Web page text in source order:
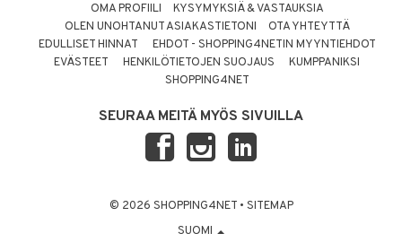
OMA PROFIILI
KYSYMYKSIÄ & VASTAUKSIA
OLEN UNOHTANUT ASIAKASTIETONI
OTA YHTEYTTÄ
EDULLISET HINNAT
EHDOT - SHOPPING4NETIN MYYNTIEHDOT
EVÄSTEET
HENKILÖTIETOJEN SUOJAUS
KUMPPANIKSI
SHOPPING4NET
SEURAA MEITÄ MYÖS SIVUILLA
© 2026 SHOPPING4NET • SITEMAP
SUOMI